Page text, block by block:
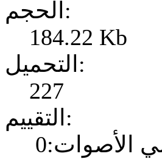
الحجم:
184.22 Kb
التحميل:
227
التقييم:
الأصوات:0